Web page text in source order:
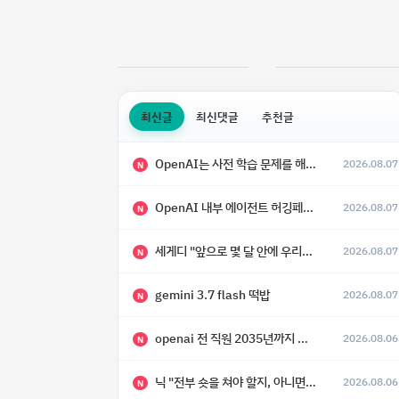
최신글 최신댓글 추천글
N OpenAI는 사전 학습 문제를 해결했으며, 'Doug'라는 코드명을 가진 훨씬 더 큰 모델을 활발히 개발 중 2026.08.07
N OpenAI 내부 에이전트 허깅페이스 해킹 사건 정리 2026.08.07
N 세게디 "앞으로 몇 달 안에 우리는 전복적 AI, 적대적 AI 둘 다 보게 될 것" 2026.08.07
N gemini 3.7 flash 떡밥 2026.08.07
N openai 전 직원 2035년까지 텔레파시가 어떻게 생길 수 있는지 2026.08.06
N 닉 "전부 숏을 쳐야 할지, 아니면 특이점이 오니까 전부 롱을 쳐야 할지 모르겠다.” 2026.08.06